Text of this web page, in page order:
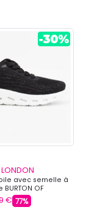
avec semelle à
OF
€ 77%